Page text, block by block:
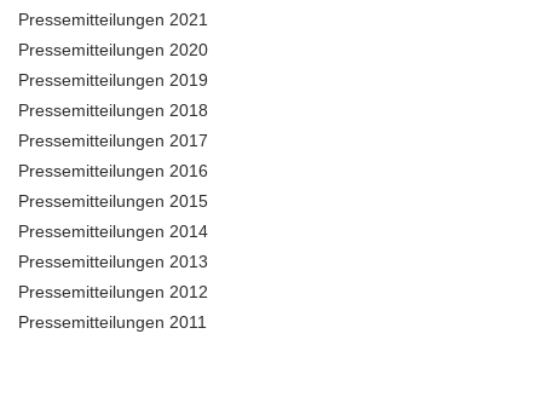
Pressemitteilungen 2021
Pressemitteilungen 2020
Pressemitteilungen 2019
Pressemitteilungen 2018
Pressemitteilungen 2017
Pressemitteilungen 2016
Pressemitteilungen 2015
Pressemitteilungen 2014
Pressemitteilungen 2013
Pressemitteilungen 2012
Pressemitteilungen 2011